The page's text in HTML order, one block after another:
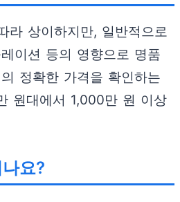
라 상이하지만, 일반적으로
이션 등의 영향으로 명품
정확한 가격을 확인하는
원대에서 1,000만 원 이상
요?